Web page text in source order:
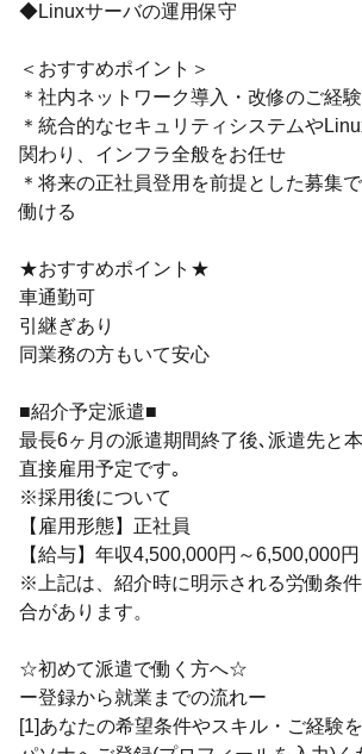
◆Linuxサーバの運用保守
＜おすすめポイント＞
＊社内ネットワーク導入・改修のご経
＊統合的なセキュリティシステムや
関わり、インフラ全般をお任せ
＊将来の正社員登用を前提とした募集
働ける
★おすすめポイント★
車通勤可
引継ぎあり
同業務の方もいて安心
■紹介予定派遣■
最長6ヶ月の派遣期間終了後､派遣先と
直接雇用予定です｡
※採用後について
【雇用形態】正社員
【給与】年収4,500,000円～6,500,000円
※上記は、紹介時に明示される労働条
合があります。
☆初めて派遣で働く方へ☆
ー登録から就業までの流れー
[1]あなたの希望条件やスキル・ご経験を